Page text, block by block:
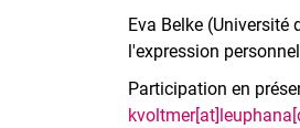
Eva Belke (Université
l'expression
Participation en